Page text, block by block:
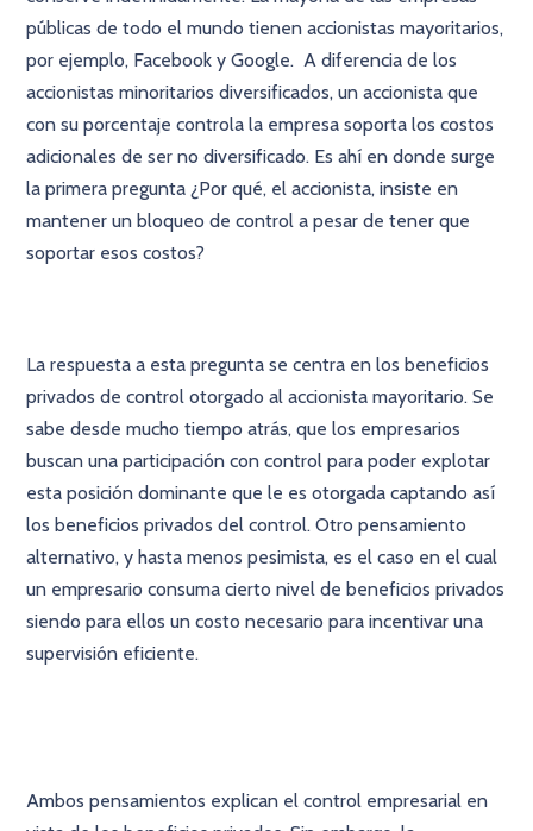
públicas de todo el mundo tienen accionistas mayoritarios,
por ejemplo, Facebook y Google. A diferencia de los
accionistas minoritarios diversificados, un accionista que
con su porcentaje controla la empresa soporta los costos
adicionales de ser no diversificado. Es ahí en donde surge
la primera pregunta ¿Por qué, el accionista, insiste en
mantener un bloqueo de control a pesar de tener que
soportar esos costos?
La respuesta a esta pregunta se centra en los beneficios
privados de control otorgado al accionista mayoritario. Se
sabe desde mucho tiempo atrás, que los empresarios
buscan una participación con control para poder explotar
esta posición dominante que le es otorgada captando así
los beneficios privados del control. Otro pensamiento
alternativo, y hasta menos pesimista, es el caso en el cual
un empresario consuma cierto nivel de beneficios privados
siendo para ellos un costo necesario para incentivar una
supervisión eficiente.
Ambos pensamientos explican el control empresarial en